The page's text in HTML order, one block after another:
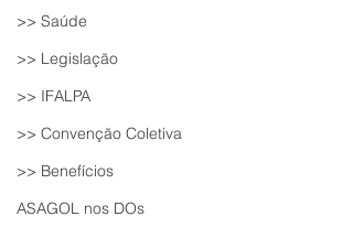
>> Saúde
>> Legislação
>> IFALPA
>> Convenção Coletiva
>> Benefícios
ASAGOL nos DOs